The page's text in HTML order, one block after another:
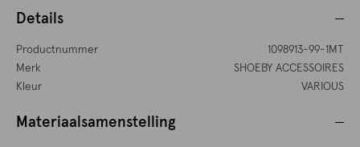
Details
Productnummer
1098913-99-1MT
Merk
SHOEBY ACCESSOIRES
Kleur
VARIOUS
Materiaalsamenstelling